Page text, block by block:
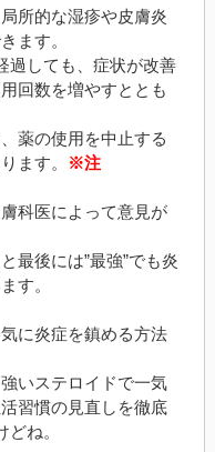
所的な湿疹や皮膚炎
ます。
過しても、症状が改善
回数を増やすととも
薬の使用を中止する
ます。
※注
科医によって意見が
最後には”最強”でも炎
す。
に炎症を鎮める方法
いステロイドで一気
習慣の見直しを徹底
ね。